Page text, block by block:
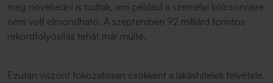
még növekedni is tudtak, ami például a személyi kölcsönökre
nem volt elmondható. A szeptemberi 92 milliárd forintos
rekordfolyósítás tehát már múlté.
Ezután viszont fokozatosan csökkent a lakáshitelek felvétele.